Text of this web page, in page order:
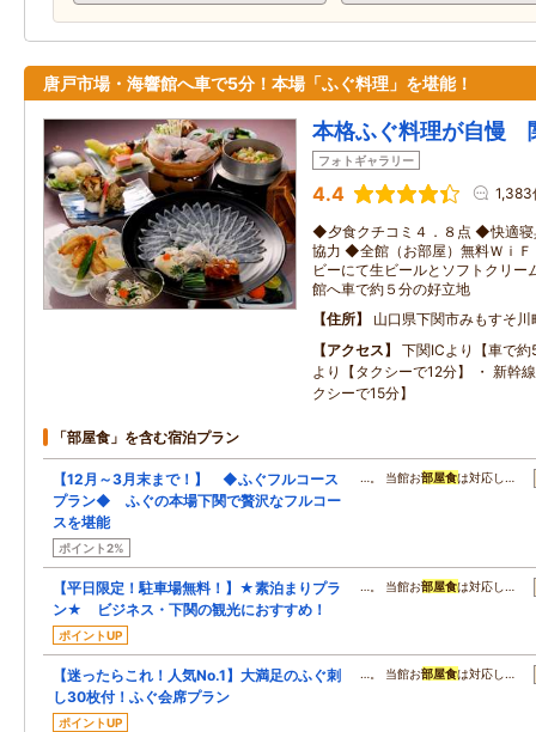
唐戸市場・海響館へ車で5分！本場「ふぐ料理」を堪能！
本格ふぐ料理が自慢
フォトギャラリー
4.4 1,383
◆夕食クチコミ４．８点 ◆快適寝
協力 ◆全館（お部屋）無料Ｗｉ
ビーにて生ビールとソフトクリ
館へ車で約５分の好立地
住所
山口県下関市みもすそ川
アクセス
下関ICより【車で
より【タクシーで12分】 ・ 新幹
クシーで15分】
「部屋食」を含む宿泊プラン
【12月～3月末まで！】 ◆ふぐフルコース
プラン◆ ふぐの本場下関で贅沢なフルコー
スを堪能
ポイント2%
…。 当館お部屋食は対応し…
【平日限定！駐車場無料！】★素泊まりプラ
ン★ ビジネス・下関の観光におすすめ！
ポイントUP
…。 当館お部屋食は対応し…
【迷ったらこれ！人気No.1】大満足のふぐ刺
し30枚付！ふぐ会席プラン
ポイントUP
…。 当館お部屋食は対応し…